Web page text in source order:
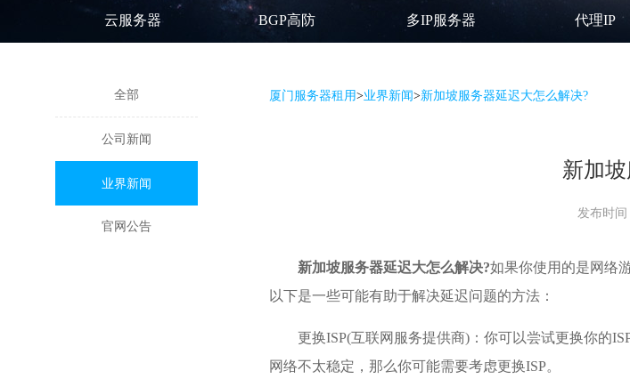
云服务器 BGP高防 多IP服务器 代理IP
全部
公司新闻
业界新闻
官网公告
厦门服务器租用>业界新闻>新加坡服务器延迟大怎么解决?
新加
发布时
新加坡服务器延迟大怎么解决?如果你使用的是网络
以下是一些可能有助于解决延迟问题的方法：
更换ISP(互联网服务提供商)：你可以尝试更换你的
网络不太稳定，那么你可能需要考虑更换ISP。